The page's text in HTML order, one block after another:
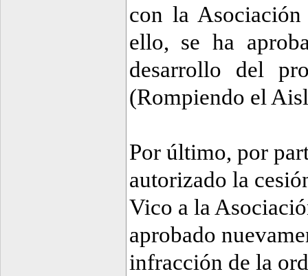
con la
ello, se ha
desarrollo del
(Rompiendo el
Por último, por
autorizado la
Vico a la
aprobado
infracción de la